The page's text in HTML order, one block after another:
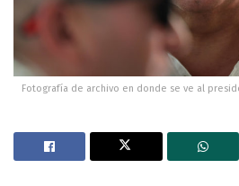
Fotografía de archivo en donde se ve al